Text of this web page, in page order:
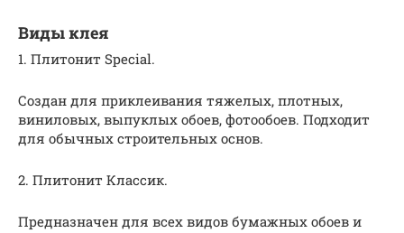
Виды клея
1. Плитонит Special.
Создан для приклеивания тяжелых, плотных,
виниловых, выпуклых обоев, фотообоев. Подходит
для обычных строительных основ.
2. Плитонит Классик.
Предназначен для всех видов бумажных обоев и